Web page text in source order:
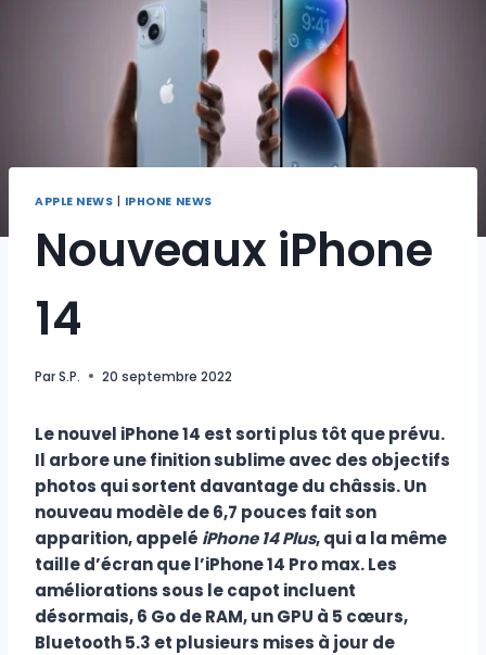
APPLE NEWS | IPHONE NEWS
Nouveaux iPhone
14
ParS.P. 20 septembre 2022
Le nouvel iPhone 14 est sorti plus tôt que prévu.
Il arbore une finitionsublimeavec des objectifs
photos qui sortent davantage du châssis. Un
nouveau modèle de 6,7 pouces fait son
apparition, appelé iPhone 14 Plus, qui a la même
taille d’écran que l’iPhone 14 Pro max. Les
améliorations sous le capot incluent
désormais, 6 Go de RAM, un GPU à 5 cœurs,
Bluetooth 5.3 et plusieurs mises à jour de